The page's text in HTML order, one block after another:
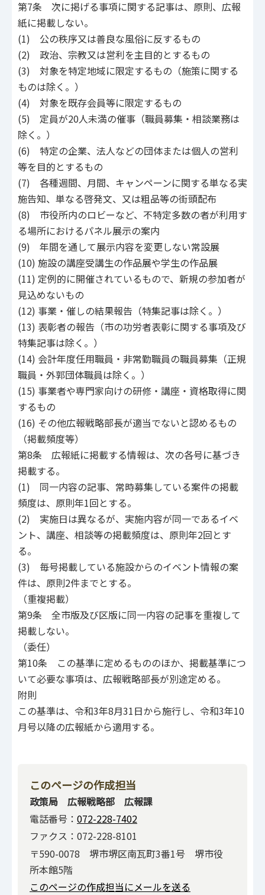
第7条 次に掲げる事項に関する記事は、原則、広報
紙に掲載しない。
(1) 公の秩序又は善良な風俗に反するもの
(2) 政治、宗教又は営利を主目的とするもの
(3) 対象を特定地域に限定するもの（施策に関する
ものは除く。）
(4) 対象を既存会員等に限定するもの
(5) 定員が20人未満の催事（職員募集・相談業務は
除く。）
(6) 特定の企業、法人などの団体または個人の営利
等を目的とするもの
(7) 各種週間、月間、キャンペーンに関する単なる実
施告知、単なる啓発文、又は粗品等の街頭配布
(8) 市役所内のロビーなど、不特定多数の者が利用す
る場所におけるパネル展示の案内
(9) 年間を通して展示内容を変更しない常設展
(10) 施設の講座受講生の作品展や学生の作品展
(11) 定例的に開催されているもので、新規の参加者が
見込めないもの
(12) 事業・催しの結果報告（特集記事は除く。）
(13) 表彰者の報告（市の功労者表彰に関する事項及び
特集記事は除く。）
(14) 会計年度任用職員・非常勤職員の職員募集（正規
職員・外郭団体職員は除く。）
(15) 事業者や専門家向けの研修・講座・資格取得に関
するもの
(16) その他広報戦略部長が適当でないと認めるもの
（掲載頻度等）
第8条 広報紙に掲載する情報は、次の各号に基づき
掲載する。
(1) 同一内容の記事、常時募集している案件の掲載
頻度は、原則年1回とする。
(2) 実施日は異なるが、実施内容が同一であるイベ
ント、講座、相談等の掲載頻度は、原則年2回とす
る。
(3) 毎号掲載している施設からのイベント情報の案
件は、原則2件までとする。
（重複掲載）
第9条 全市版及び区版に同一内容の記事を重複して
掲載しない。
（委任）
第10条 この基準に定めるもののほか、掲載基準につ
いて必要な事項は、広報戦略部長が別途定める。
附則
この基準は、令和3年8月31日から施行し、令和3年10
月号以降の広報紙から適用する。
このページの作成担当
政策局 広報戦略部 広報課
電話番号： 072-228-7402
ファクス：072-228-8101
〒590-0078 堺市堺区南瓦町3番1号 堺市役
所本館5階
このページの作成担当にメールを送る